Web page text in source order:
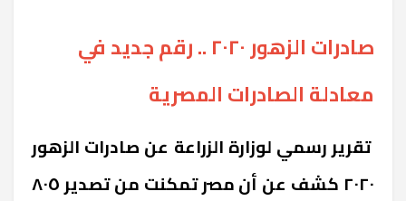
صادرات الزهور ٢٠٢٠ .. رقم جديد في
معادلة الصادرات المصرية
تقرير رسمي لوزارة الزراعة عن صادرات الزهور
٢٠٢٠ كشف عن أن مصر تمكنت من تصدير ٨٠٥